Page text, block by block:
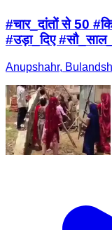
#चार_दांतों से 50
#उड़ा_दिए
Anupshahr,